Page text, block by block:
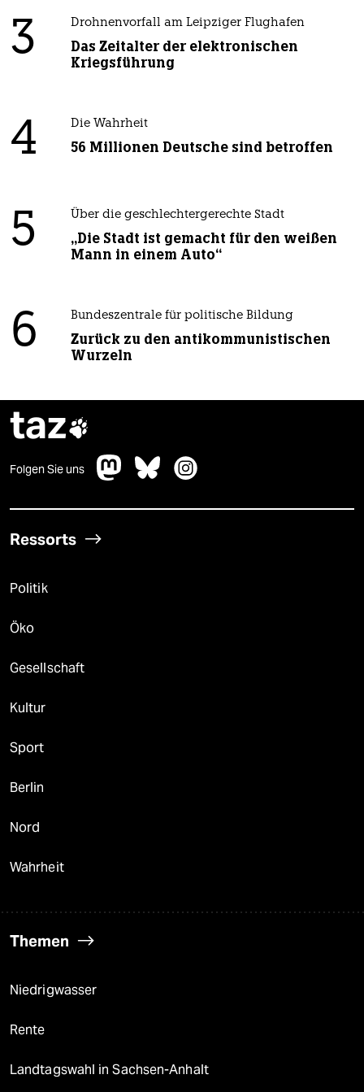
3 Drohnenvorfall am Leipziger Flughafen
Das Zeitalter der elektronischen
Kriegsführung
4 Die Wahrheit
56 Millionen Deutsche sind betroffen
5 Über die geschlechtergerechte Stadt
„Die Stadt ist gemacht für den weißen
Mann in einem Auto“
6 Bundeszentrale für politische Bildung
Zurück zu den antikommunistischen
Wurzeln
taz
Folgen Sie uns
Ressorts
Politik
Öko
Gesellschaft
Kultur
Sport
Berlin
Nord
Wahrheit
Themen
Niedrigwasser
Rente
Landtagswahl in Sachsen-Anhalt